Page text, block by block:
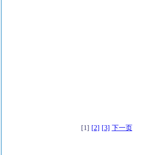
[1] [2] [3] 下一页